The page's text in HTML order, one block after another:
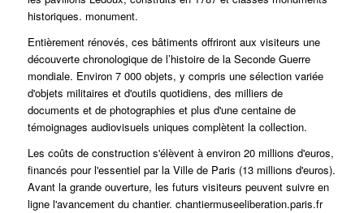
historiques. monument.
Entièrement rénovés, ces bâtiments offriront aux visiteurs une
découverte chronologique de l’histoire de la Seconde Guerre
mondiale. Environ 7 000 objets, y compris une sélection variée
d'objets militaires et d'outils quotidiens, des milliers de
documents et de photographies et plus d'une centaine de
témoignages audiovisuels uniques complètent la collection.
Les coûts de construction s'élèvent à environ 20 millions d'euros,
financés pour l'essentiel par la Ville de Paris (13 millions d'euros).
Avant la grande ouverture, les futurs visiteurs peuvent suivre en
ligne l'avancement du chantier. chantiermuseeliberation.paris.fr